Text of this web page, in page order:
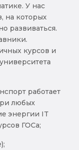
У нас
на которых
развиваться.
курсов и
работает
любых
энергии IT
ГОСа;